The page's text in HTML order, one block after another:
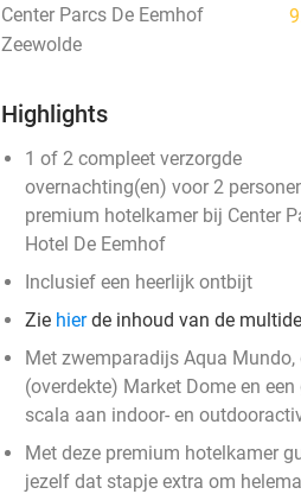
Center Parcs De Eemhof
Zeewolde
Highlights
1 of 2 compleet verzorgde
overnachting(en) voor 2
premium hotelkamer bij Center
Hotel De Eemhof
Inclusief een heerlijk ontbijt
Zie hierde inhoud van de
Met zwemparadijs Aqua Mundo,
(overdekte) Market Dome en
scala aan indoor- en
Met deze premium hotelkamer
jezelf dat stapje extra om